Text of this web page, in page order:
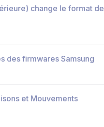
change le format de
des firmwares Samsung
et Mouvements